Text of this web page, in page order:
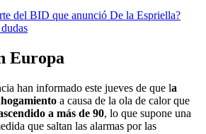
del BID que anunció De la Espriella?
Europa
han informado este jueves de que la
a causa de la ola de calor que
a más de 90, lo que supone una
que saltan las alarmas por las